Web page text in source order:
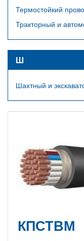
Термостойкий
Тракторный и
Ш
Шахтный и
КПСТВМ